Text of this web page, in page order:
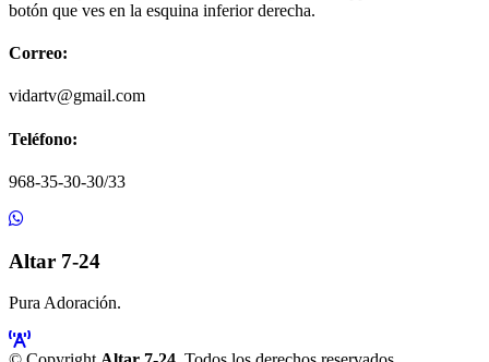
botón que ves en la esquina inferior derecha.
Correo:
vidartv@gmail.com
Teléfono:
968-35-30-30/33
Altar 7-24
Pura Adoración.